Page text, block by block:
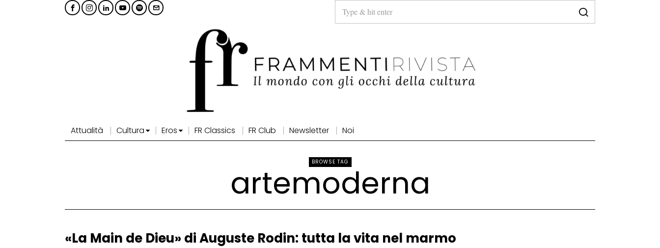
Attualità Cultura Eros FR Classics FR Club Newsletter Noi
BROWSE TAG
artemoderna
«La Main de Dieu» di Auguste Rodin: tutta la vita nel marmo